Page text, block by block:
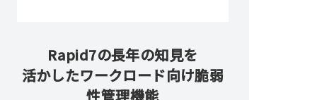
Rapid7の長年の知見を
活かしたワークロード向け脆弱
性管理機能